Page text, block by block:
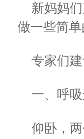
新妈妈们
做一些简
专家们建
一、呼吸
仰卧，两